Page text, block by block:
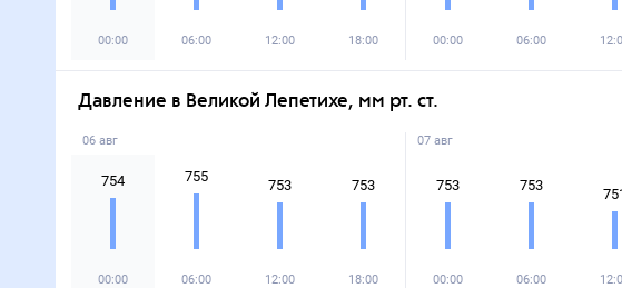
00:00 06:00 12:00 18:00 00:00 06:00
Давление в Великой Лепетихе, мм рт. ст.
06 авг
754
00:00
755
06:00
753
12:00
753
18:00
07 авг
753
00:00
753
06:00